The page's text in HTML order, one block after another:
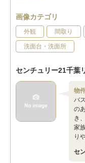
画像カテゴリ
外観 間取り
洗面台・洗面所
センチュリー21千葉
物
バ
の
き
家
り
セ